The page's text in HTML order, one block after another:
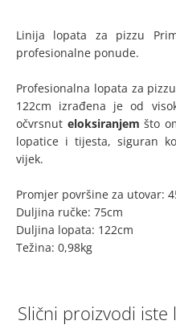
Linija lopata za pizzu
profesionalne ponude.
Profesionalna lopata za
122cm izrađena je od
očvrsnut eloksiranjem što
lopatice i tijesta, siguran
vijek.
Promjer površine za utovar:
Duljina ručke: 75cm
Duljina lopata: 122cm
Težina: 0,98kg
Slični proizvodi iste